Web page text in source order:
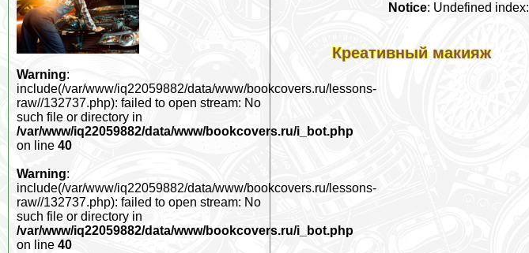
Notice: Undefined
Креативный макияж
Warning:
include(/var/www/iq22059882/data/www/bookcovers.ru/lessons-
raw//132737.php): failed to open stream: No
such file or directory in
/var/www/iq22059882/data/www/bookcovers.ru/i_bot.php
on line 40
Warning:
include(/var/www/iq22059882/data/www/bookcovers.ru/lessons-
raw//132737.php): failed to open stream: No
such file or directory in
/var/www/iq22059882/data/www/bookcovers.ru/i_bot.php
on line 40